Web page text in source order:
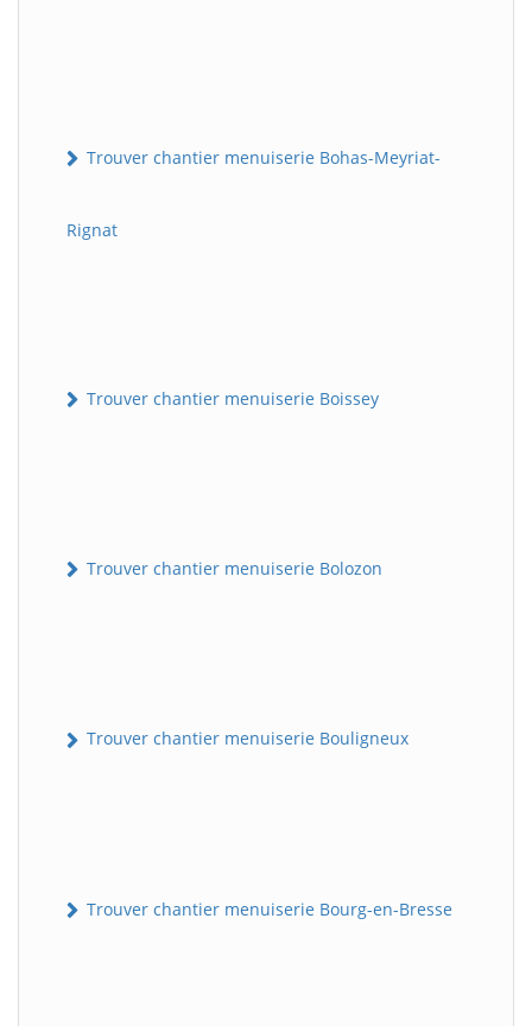
Trouver chantier menuiserie Bohas-Meyriat-
Rignat
Trouver chantier menuiserie Boissey
Trouver chantier menuiserie Bolozon
Trouver chantier menuiserie Bouligneux
Trouver chantier menuiserie Bourg-en-Bresse